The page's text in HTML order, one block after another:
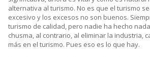
alternativa al turismo. No es que el turismo
excesivo y los excesos no son buenos.
turismo de calidad, pero nadie ha hecho
chusma, al contrario, al eliminar la industria,
más en el turismo. Pues eso es lo que hay.